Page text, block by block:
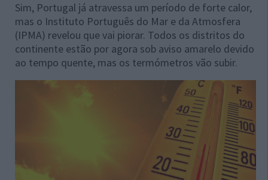
Sim, Portugal já atravessa um período de forte calor,
mas o Instituto Português do Mar e da Atmosfera
(IPMA) revelou que vai piorar. Todos os distritos do
continente estão por agora sob aviso amarelo devido
ao tempo quente, mas os termómetros vão subir.